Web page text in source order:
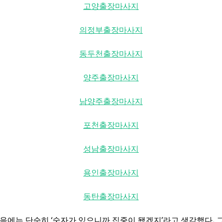
고양출장마사지
의정부출장마사지
동두천출장마사지
양주출장마사지
남양주출장마사지
포천출장마사지
성남출장마사지
용인출장마사지
동탄출장마사지